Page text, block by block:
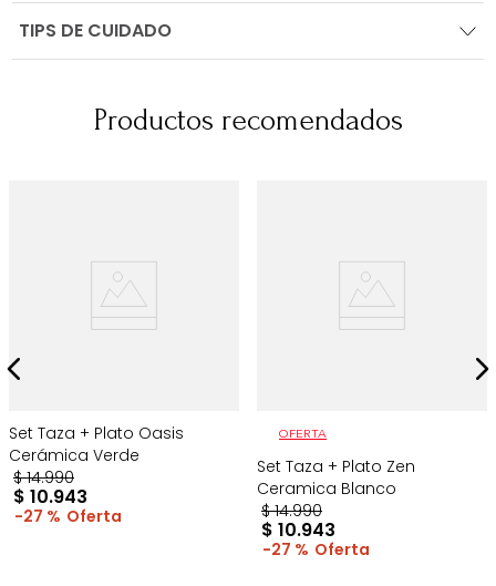
TIPS DE CUIDADO
Productos recomendados
Set Taza + Plato Oasis
Cerámica Verde
$ 14.990
$ 10.943
27 %
OFERTA
Set Taza + Plato Zen
Ceramica Blanco
$ 14.990
$ 10.943
27 %